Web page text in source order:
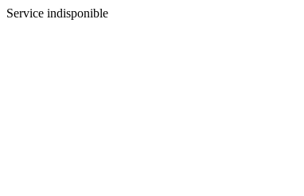
Service indisponible